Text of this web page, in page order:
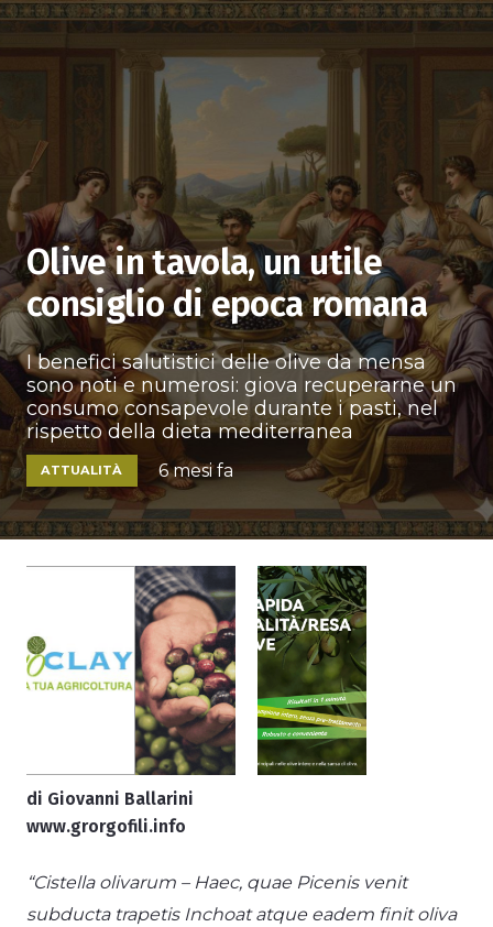
Olive in tavola, un utile
consiglio di epoca romana
I benefici salutistici delle olive da mensa
sono noti e numerosi: giova recuperarne un
consumo consapevole durante i pasti, nel
rispetto della dieta mediterranea
ATTUALITÀ 6 mesi fa
di Giovanni Ballarini
www.grorgofili.info
“Cistella olivarum – Haec, quae Picenis venit
subducta trapetis Inchoat atque eadem finit oliva